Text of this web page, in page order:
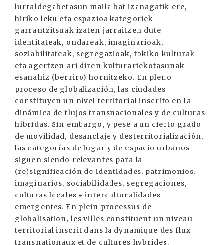
lurraldegabetasun maila bat izanagatik ere,
hiriko leku eta espazioa kategoriek
garrantzitsuak izaten jarraitzen dute
identitateak, ondareak, imaginarioak,
soziabilitateak, segregazioak, tokiko kulturak
eta agertzen ari diren kulturartekotasunak
esanahiz (berriro) hornitzeko. En pleno
proceso de globalización, las ciudades
constituyen un nivel territorial inscrito en la
dinámica de flujos transnacionales y de culturas
híbridas. Sin embargo, y pese a un cierto grado
de movilidad, desanclaje y desterritorialización,
las categorías de lugar y de espacio urbanos
siguen siendo relevantes para la
(re)significación de identidades, patrimonios,
imaginarios, sociabilidades, segregaciones,
culturas locales e interculturalidades
emergentes. En plein processus de
globalisation, les villes constituent un niveau
territorial inscrit dans la dynamique des flux
transnationaux et de cultures hybrides.